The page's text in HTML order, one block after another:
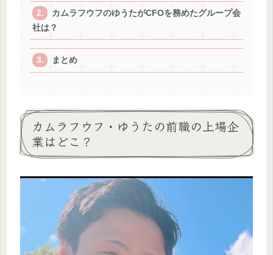
カムラフウフのゆうたがCFOを務めたグループ会
社は？
まとめ
カムラフウフ・ゆうたの前職の上場企
業はどこ？